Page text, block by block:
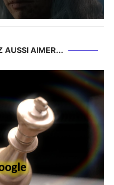
AUSSI AIMER...